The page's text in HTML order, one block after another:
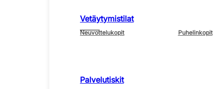
Vetäytymistilat
Neuvottelukopit Puhelinkopit
Palvelutiskit